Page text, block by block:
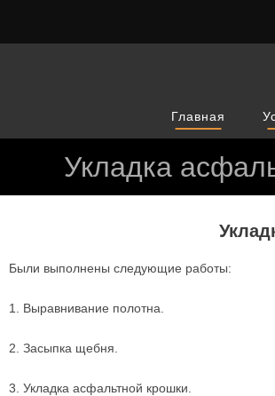
Главная
Укладка
Были выполнены следующие работы:
1. Выравнивание полотна.
2. Засыпка щебня.
3. Укладка асфальтной крошки.